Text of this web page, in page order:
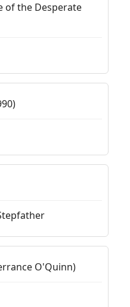
of the Desperate
O'Quinn)